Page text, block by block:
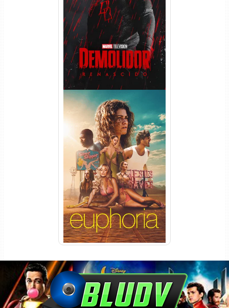
Demolidor: Renascido 2ª
Temporada (2026) WEB-DL
1080p Dual Áudio
Euphoria 3ª Temporada
Torrent (2026) WEB-DL 1080p
Dual Áudio